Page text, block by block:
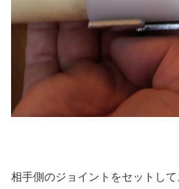
相手側のジョイントをセットし